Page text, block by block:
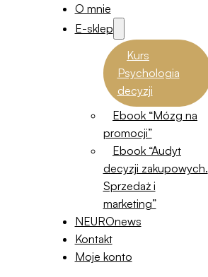
O mnie
E-sklep
Kurs
Psychologia
decyzji
Ebook “Mózg na
promocji”
Ebook “Audyt
decyzji zakupowych.
Sprzedaż i
marketing”
NEUROnews
Kontakt
Moje konto